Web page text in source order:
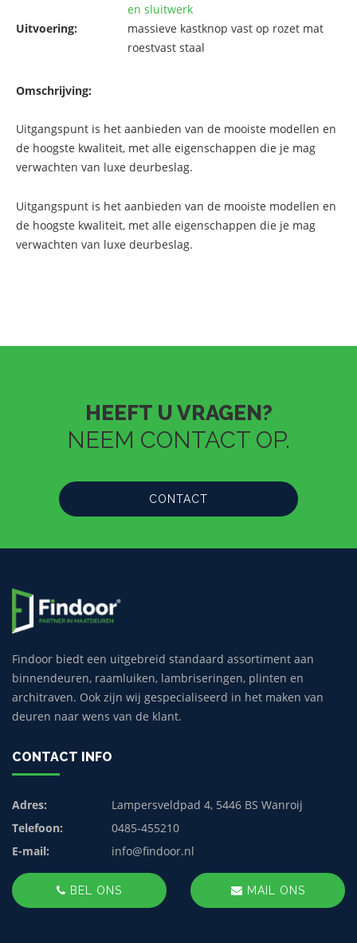
en sluitwerk
Uitvoering:
massieve kastknop vast op rozet mat
roestvast staal
Omschrijving:
Uitgangspunt is het aanbieden van de mooiste modellen en
de hoogste kwaliteit, met alle eigenschappen die je mag
verwachten van luxe deurbeslag.
Uitgangspunt is het aanbieden van de mooiste modellen en
de hoogste kwaliteit, met alle eigenschappen die je mag
verwachten van luxe deurbeslag.
HEEFT U VRAGEN?
NEEM CONTACT OP.
CONTACT
Findoor biedt een uitgebreid standaard assortiment aan
binnendeuren, raamluiken, lambriseringen, plinten en
architraven. Ook zijn wij gespecialiseerd in het maken van
deuren naar wens van de klant.
CONTACT INFO
Adres:
Lampersveldpad 4, 5446 BS Wanroij
Telefoon:
0485-455210
E-mail:
info@findoor.nl
BEL ONS MAIL ONS